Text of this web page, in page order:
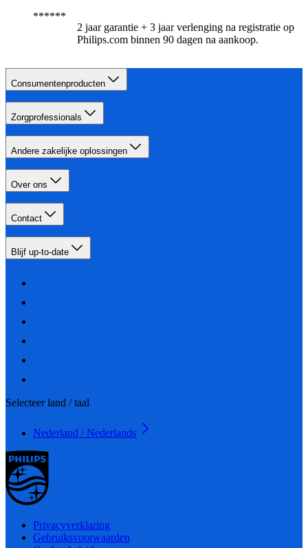
2 jaar garantie + 3 jaar verlenging na registratie op
Philips.com binnen 90 dagen na aankoop.​
Consumentenproducten
Zorgprofessionals
Andere zakelijke oplossingen
Over ons
Contact
Blijf up-to-date
Selecteer land / taal
Nederland / Nederlands
Privacyverklaring
Gebruiksvoorwaarden